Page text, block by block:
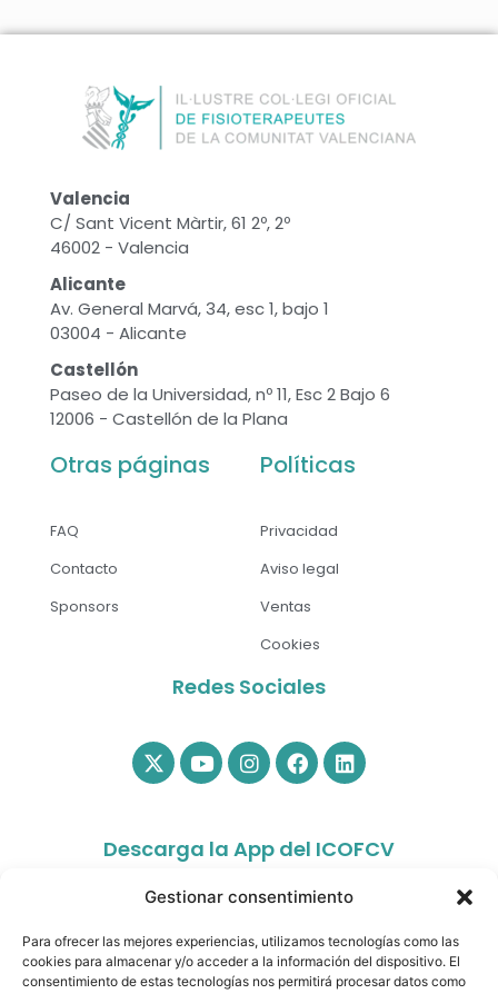
Gestionar consentimiento
Para ofrecer las mejores experiencias, utilizamos tecnologías como las
cookies para almacenar y/o acceder a la información del dispositivo. El
consentimiento de estas tecnologías nos permitirá procesar datos como
Valencia
C/ Sant Vicent Màrtir, 61 2º, 2º
46002 - Valencia
Alicante
Av. General Marvá, 34, esc 1, bajo 1
03004 - Alicante
Castellón
Paseo de la Universidad, nº 11, Esc 2 Bajo 6
12006 - Castellón de la Plana
Otras páginas
FAQ
Contacto
Sponsors
Políticas
Privacidad
Aviso legal
Ventas
Cookies
Redes Sociales
Descarga la App del ICOFCV